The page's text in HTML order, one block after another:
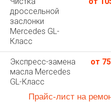
дроссельной
заслонки
Mercedes GL-
Класс
Экспресс-замена
масла Mercedes
GL-Класс
от
Прайс-лист на